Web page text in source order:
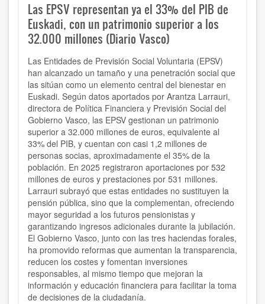
Las EPSV representan ya el 33% del PIB de
Euskadi, con un patrimonio superior a los
32.000 millones (Diario Vasco)
Las Entidades de Previsión Social Voluntaria (EPSV)
han alcanzado un tamaño y una penetración social que
las sitúan como un elemento central del bienestar en
Euskadi. Según datos aportados por Arantza Larrauri,
directora de Política Financiera y Previsión Social del
Gobierno Vasco, las EPSV gestionan un patrimonio
superior a 32.000 millones de euros, equivalente al
33% del PIB, y cuentan con casi 1,2 millones de
personas socias, aproximadamente el 35% de la
población. En 2025 registraron aportaciones por 532
millones de euros y prestaciones por 531 millones.
Larrauri subrayó que estas entidades no sustituyen la
pensión pública, sino que la complementan, ofreciendo
mayor seguridad a los futuros pensionistas y
garantizando ingresos adicionales durante la jubilación.
El Gobierno Vasco, junto con las tres haciendas forales,
ha promovido reformas que aumentan la transparencia,
reducen los costes y fomentan inversiones
responsables, al mismo tiempo que mejoran la
información y educación financiera para facilitar la toma
de decisiones de la ciudadanía.